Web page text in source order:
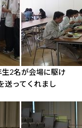
2名が会場に駆け
送ってくれまし